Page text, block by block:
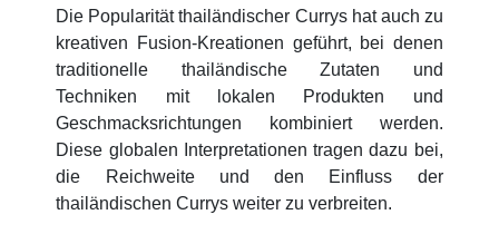
Die Popularität thailändischer Currys hat auch zu
kreativen Fusion-Kreationen geführt, bei denen
traditionelle thailändische Zutaten und
Techniken mit lokalen Produkten und
Geschmacksrichtungen kombiniert werden.
Diese globalen Interpretationen tragen dazu bei,
die Reichweite und den Einfluss der
thailändischen Currys weiter zu verbreiten.